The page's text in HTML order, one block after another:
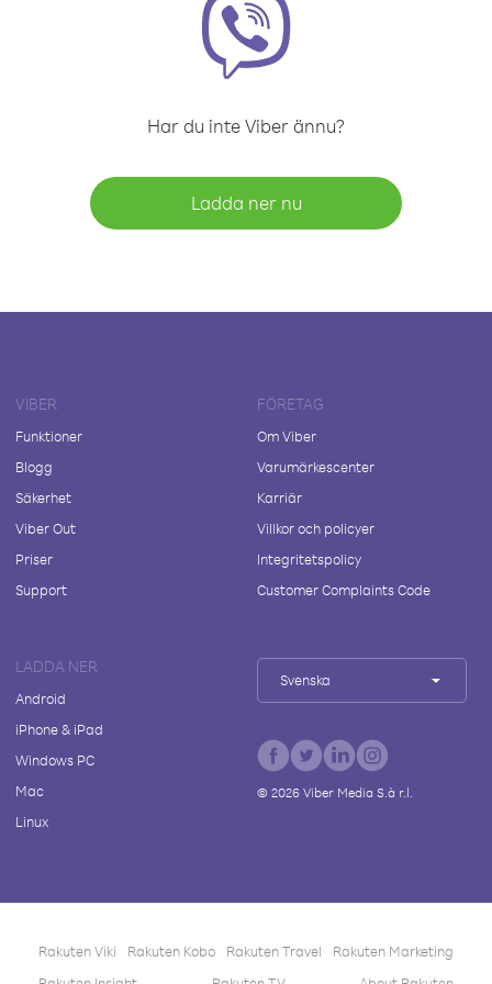
Har du inte Viber ännu?
Ladda ner nu
VIBER
Funktioner
Blogg
Säkerhet
Viber Out
Priser
Support
FÖRETAG
Om Viber
Varumärkescenter
Karriär
Villkor och policyer
Integritetspolicy
Customer Complaints Code
LADDA NER
Android
iPhone & iPad
Windows PC
Mac
Linux
Svenska
© 2026Viber Media S.à r.l.
Rakuten Viki Rakuten Kobo Rakuten Travel
Rakuten Marketing